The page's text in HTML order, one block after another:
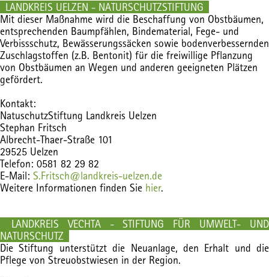
LANDKREIS UELZEN - NATURSCHUTZSTIFTUNG
Mit dieser Maßnahme wird die Beschaffung von Obstbäumen,
entsprechenden Baumpfählen, Bindematerial, Fege- und
Verbissschutz, Bewässerungssäcken sowie bodenverbessernden
Zuschlagstoffen (z.B. Bentonit) für die freiwillige Pflanzung
von Obstbäumen an Wegen und anderen geeigneten Plätzen
gefördert.
Kontakt:
NatuschutzStiftung Landkreis Uelzen
Stephan Fritsch
Albrecht-Thaer-Straße 101
29525 Uelzen
Telefon: 0581 82 29 82
E-Mail: S.Fritsch@landkreis-uelzen.de
Weitere Informationen finden Sie hier.
LANDKREIS VECHTA - STIFTUNG FÜR UMWELT- UND
NATURSCHUTZ
Die Stiftung unterstützt die Neuanlage, den Erhalt und die
Pflege von Streuobstwiesen in der Region.